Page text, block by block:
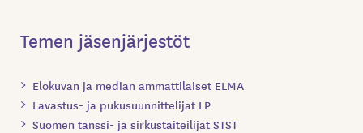
Temen jäsenjärjestöt
Elokuvan ja median ammattilaiset ELMA
Lavastus- ja pukusuunnittelijat LP
Suomen tanssi- ja sirkustaiteilijat STST